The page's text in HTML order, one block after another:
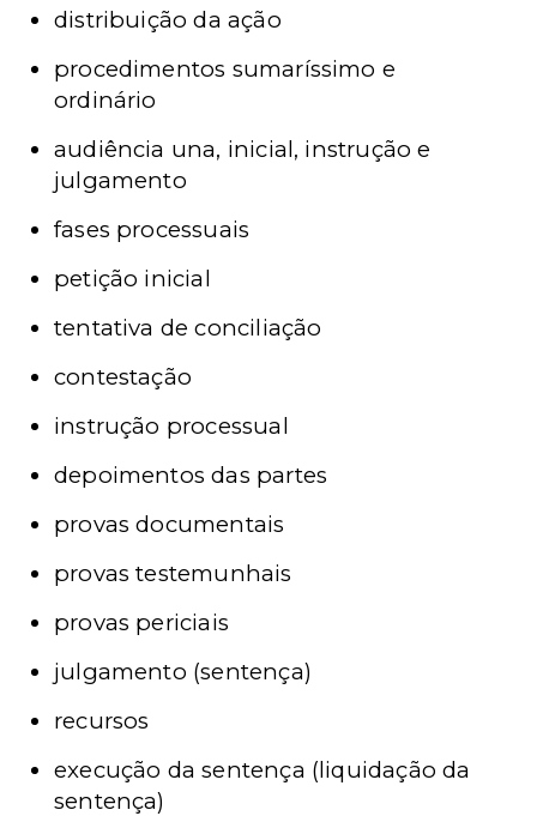
distribuição da ação
procedimentos sumaríssimo e
ordinário
audiência una, inicial, instrução e
julgamento
fases processuais
petição inicial
tentativa de conciliação
contestação
instrução processual
depoimentos das partes
provas documentais
provas testemunhais
provas periciais
julgamento (sentença)
recursos
execução da sentença (liquidação da
sentença)